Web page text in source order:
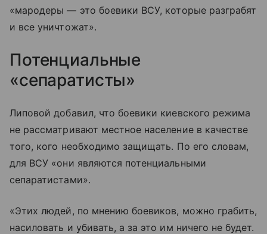
«мародеры — это боевики ВСУ, которые разграбят
и все уничтожат».
Потенциальные
«сепаратисты»
Липовой добавил, что боевики киевского режима
не рассматривают местное население в качестве
того, кого необходимо защищать. По его словам,
для ВСУ «они являются потенциальными
сепаратистами».
«Этих людей, по мнению боевиков, можно грабить,
насиловать и убивать, а за это им ничего не будет.